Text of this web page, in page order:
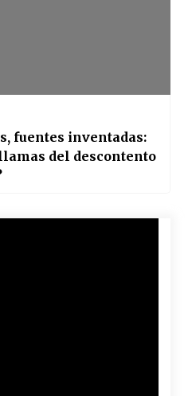
fuentes inventadas:
del descontento